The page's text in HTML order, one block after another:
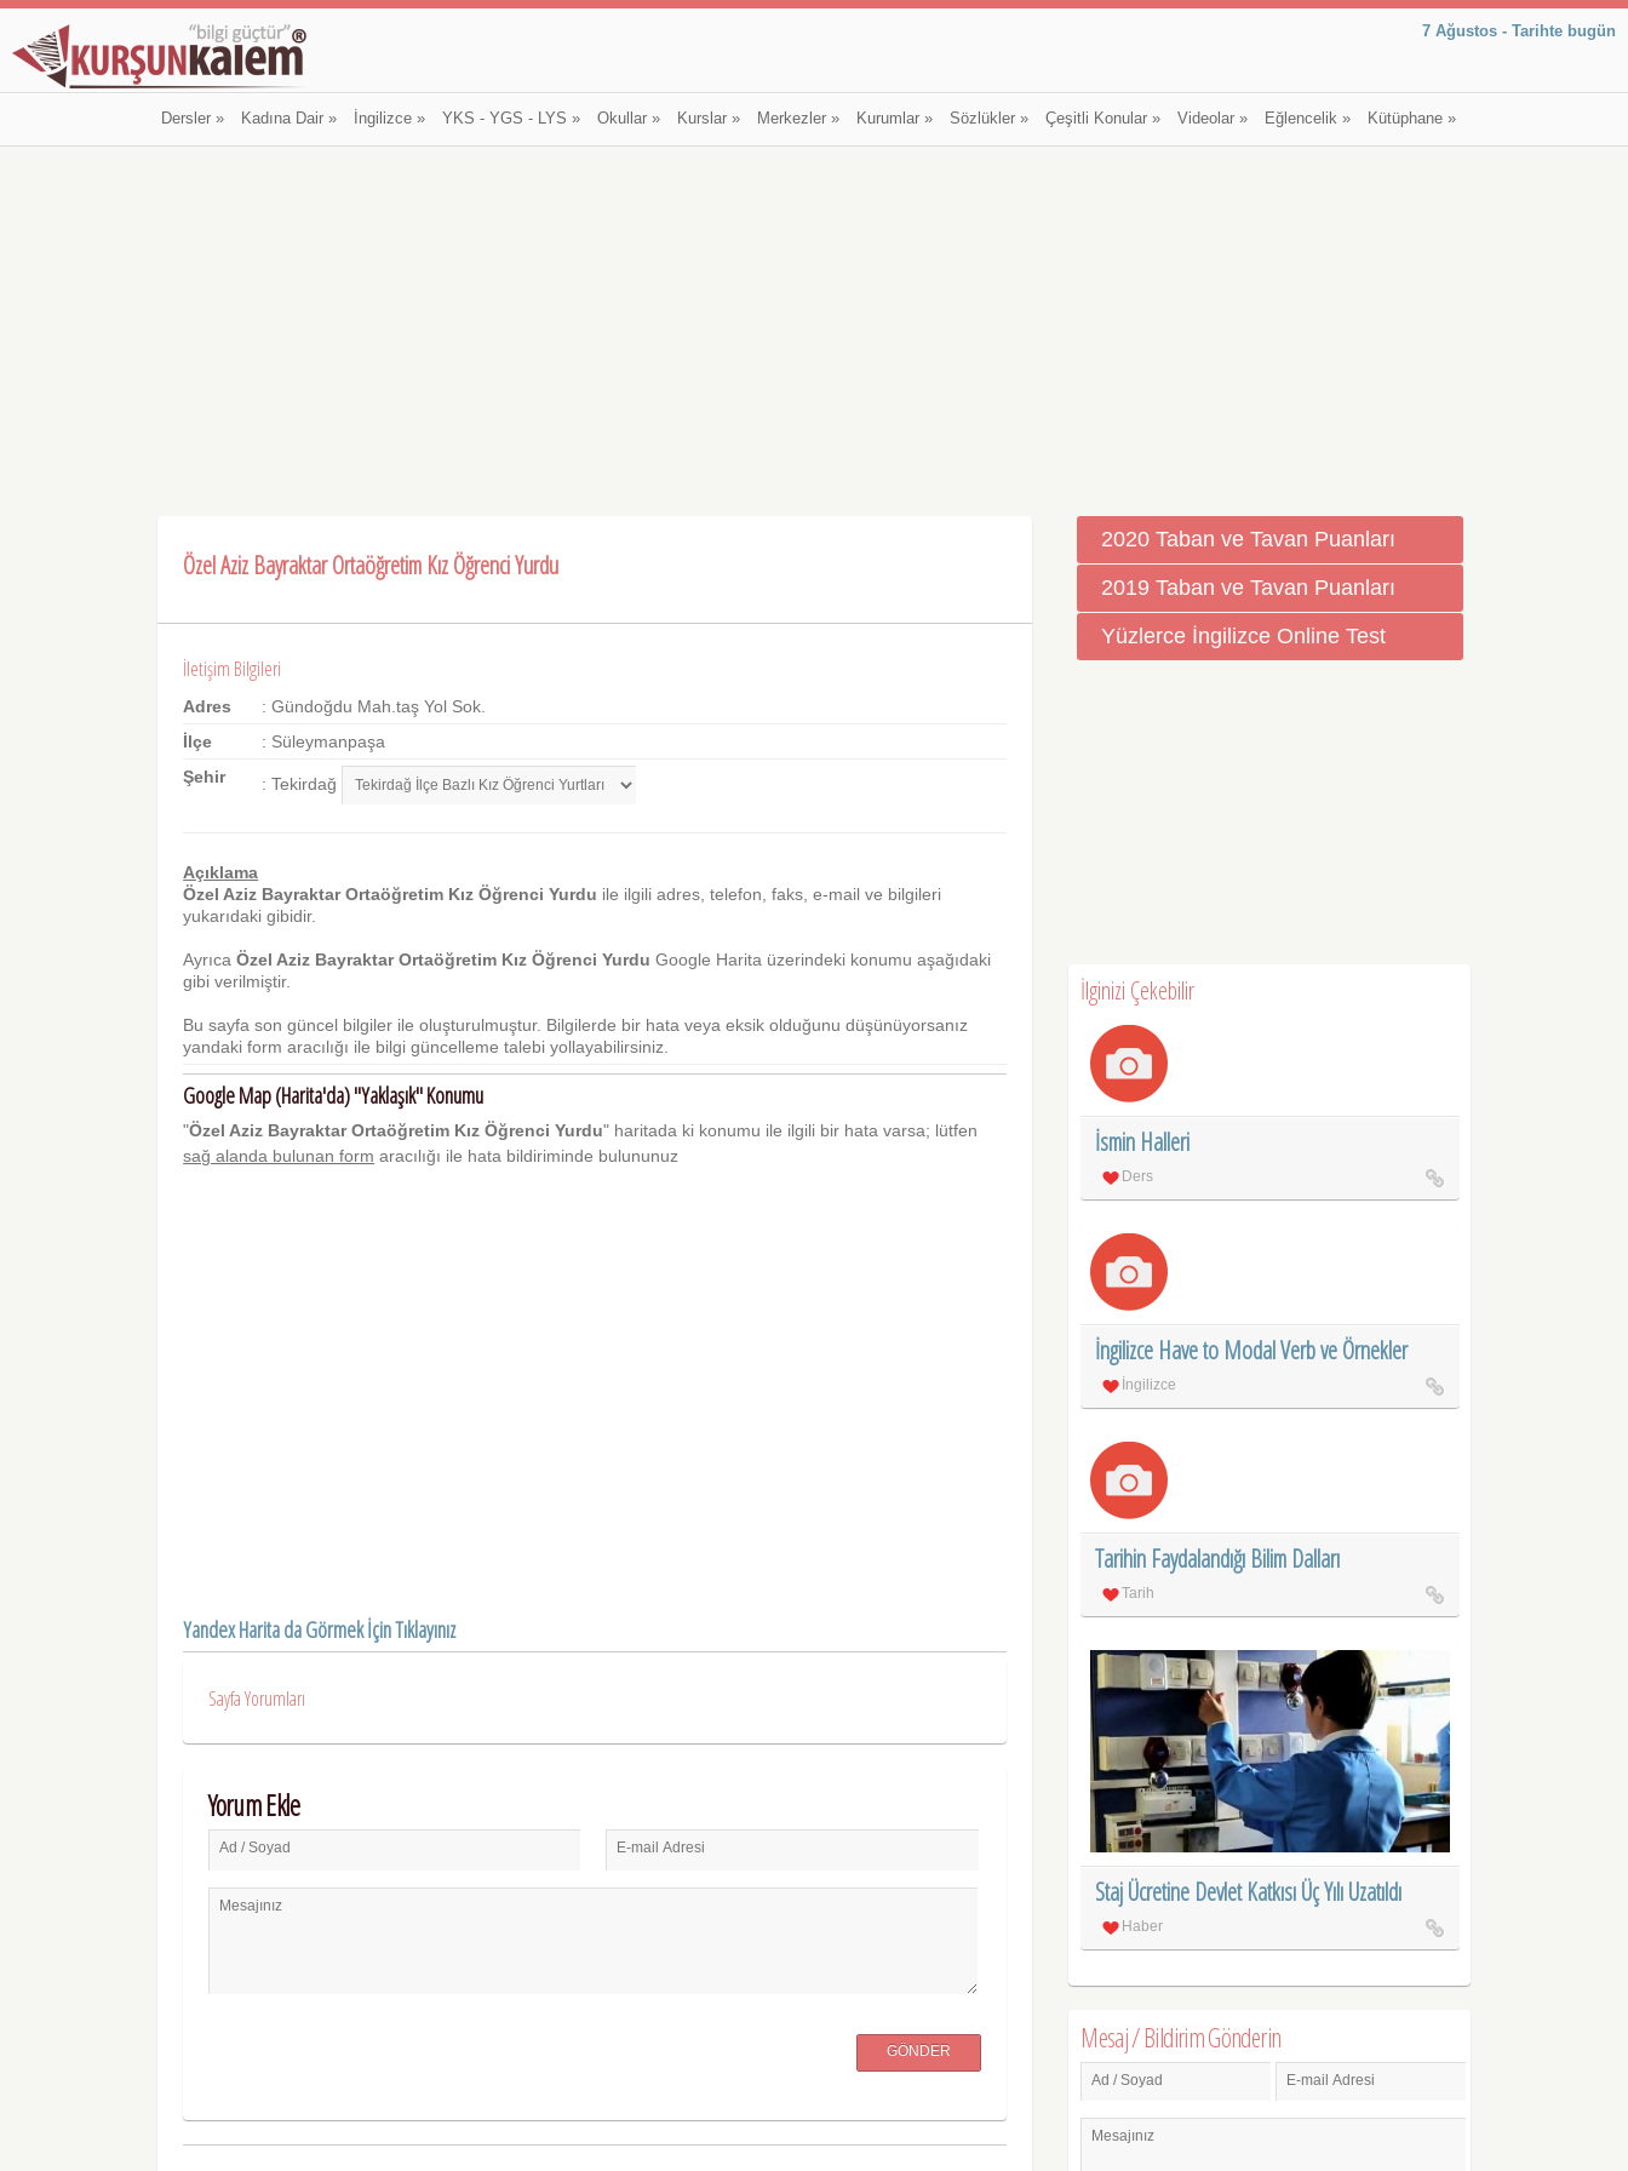
7 Ağustos - Tarihte bugün
Dersler» Kadına Dair» İngilizce» YKS - YGS - LYS » Okullar» Kurslar» Merkezler» Kurumlar» Sözlükler» Çeşitli Konular» Videolar» Eğlencelik» Kütüphane»
Özel Aziz Bayraktar Ortaöğretim Kız Öğrenci Yurdu
İletişim Bilgileri
Adres
: Gündoğdu Mah.taş Yol Sok.
İlçe
: Süleymanpaşa
Şehir
: Tekirdağ
Açıklama
Özel Aziz Bayraktar Ortaöğretim Kız Öğrenci Yurdu ile ilgili adres, telefon, faks, e-mail ve bilgileri
yukarıdaki gibidir.
AyrıcaÖzel Aziz Bayraktar Ortaöğretim Kız Öğrenci Yurdu Google Harita üzerindeki konumu aşağıdaki
gibi verilmiştir.
Bu sayfa son güncel bilgiler ile oluşturulmuştur. Bilgilerde bir hata veya eksik olduğunu düşünüyorsanız
yandaki form aracılığı ile bilgi güncelleme talebi yollayabilirsiniz.
Google Map (Harita'da) "Yaklaşık" Konumu
"Özel Aziz Bayraktar Ortaöğretim Kız Öğrenci Yurdu" haritada ki konumu ile ilgili bir hata varsa; lütfen
sağ alanda bulunan form aracılığı ile hata bildiriminde bulununuz
Yandex Harita da Görmek İçin Tıklayınız
Sayfa Yorumları
Yorum Ekle
Ad / Soyad E-mail Adresi
Mesajınız
GÖNDER
2020 Taban ve Tavan Puanları
2019 Taban ve Tavan Puanları
Yüzlerce İngilizce Online Test
İlginizi Çekebilir
İsmin Halleri
Ders
İngilizce Have to Modal Verb ve Örnekler
İngilizce
Tarihin Faydalandığı Bilim Dalları
Tarih
Staj Ücretine Devlet Katkısı Üç Yılı Uzatıldı
Haber
Mesaj / Bildirim Gönderin
Ad / Soyad E-mail Adresi
Mesajınız